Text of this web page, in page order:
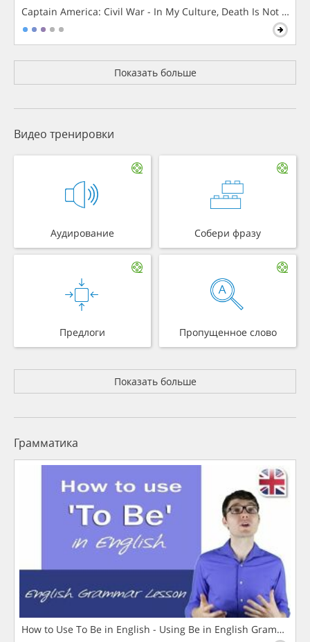
Captain America: Civil War - In My Culture, Death Is Not The
Показать больше
Видео тренировки
Аудирование Собери фразу
Предлоги Пропущенное слово
Показать больше
Грамматика
How to Use To Be in English - Using Be in English Grammar